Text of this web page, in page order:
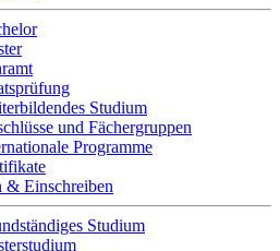
Studium
und Fächergruppen
Programme
& Einschreiben
Studium